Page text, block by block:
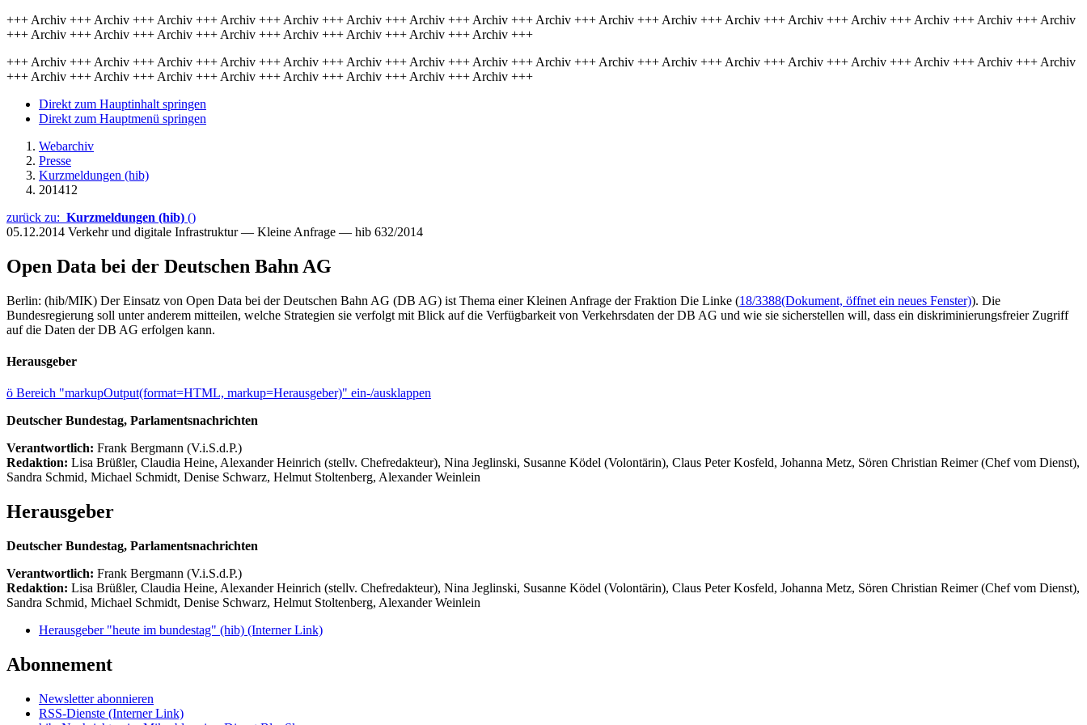
+++ Archiv +++ Archiv +++ Archiv +++ Archiv +++ Archiv +++ Archiv +++ Archiv +++ Archiv +++ Archiv +++ Archiv +++ Archiv +++ Archiv +++ Archiv +++ Archiv +++ Archiv +++ Archiv +++ Archiv
+++ Archiv +++ Archiv +++ Archiv +++ Archiv +++ Archiv +++ Archiv +++ Archiv +++ Archiv +++
+++ Archiv +++ Archiv +++ Archiv +++ Archiv +++ Archiv +++ Archiv +++ Archiv +++ Archiv +++ Archiv +++ Archiv +++ Archiv +++ Archiv +++ Archiv +++ Archiv +++ Archiv +++ Archiv +++ Archiv
+++ Archiv +++ Archiv +++ Archiv +++ Archiv +++ Archiv +++ Archiv +++ Archiv +++ Archiv +++
Direkt zum Hauptinhalt springen
Direkt zum Hauptmenü springen
Webarchiv
Presse
Kurzmeldungen (hib)
201412
zurück zu: Kurzmeldungen (hib) ()
05.12.2014 Verkehr und digitale Infrastruktur — Kleine Anfrage — hib 632/2014
Open Data bei der Deutschen Bahn AG
Berlin: (hib/MIK) Der Einsatz von Open Data bei der Deutschen Bahn AG (DB AG) ist Thema einer Kleinen Anfrage der Fraktion Die Linke (18/3388(Dokument, öffnet ein neues Fenster)). Die
Bundesregierung soll unter anderem mitteilen, welche Strategien sie verfolgt mit Blick auf die Verfügbarkeit von Verkehrsdaten der DB AG und wie sie sicherstellen will, dass ein diskriminierungsfreier Zugriff
auf die Daten der DB AG erfolgen kann.
Herausgeber
ö Bereich "markupOutput(format=HTML, markup=Herausgeber)" ein-/ausklappen
Deutscher Bundestag, Parlamentsnachrichten
Verantwortlich: Frank Bergmann (V.i.S.d.P.)
Redaktion: Lisa Brüßler, Claudia Heine, Alexander Heinrich (stellv. Chefredakteur), Nina Jeglinski, Susanne Ködel (Volontärin), Claus Peter Kosfeld, Johanna Metz, Sören Christian Reimer (Chef vom Dienst),
Sandra Schmid, Michael Schmidt, Denise Schwarz, Helmut Stoltenberg, Alexander Weinlein
Herausgeber
Deutscher Bundestag, Parlamentsnachrichten
Verantwortlich: Frank Bergmann (V.i.S.d.P.)
Redaktion: Lisa Brüßler, Claudia Heine, Alexander Heinrich (stellv. Chefredakteur), Nina Jeglinski, Susanne Ködel (Volontärin), Claus Peter Kosfeld, Johanna Metz, Sören Christian Reimer (Chef vom Dienst),
Sandra Schmid, Michael Schmidt, Denise Schwarz, Helmut Stoltenberg, Alexander Weinlein
Herausgeber "heute im bundestag" (hib) (Interner Link)
Abonnement
Newsletter abonnieren
RSS-Dienste (Interner Link)